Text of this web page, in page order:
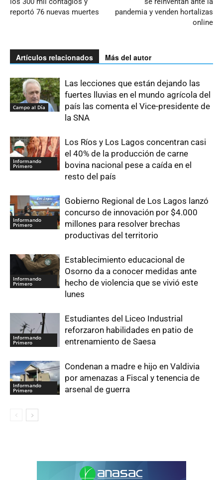
reportó 76 nuevas muertes
pandemia y venden hortalizas
online
Artículos relacionados Más del autor
Campo al Día
Las lecciones que están dejando las
fuertes lluvias en el mundo agrícola del
país las comenta el Vice-presidente de
la SNA
Informando
Primero
Los Ríos y Los Lagos concentran casi
el 40% de la producción de carne
bovina nacional pese a caída en el
resto del país
Informando
Primero
Gobierno Regional de Los Lagos lanzó
concurso de innovación por $4.000
millones para resolver brechas
productivas del territorio
Informando
Primero
Establecimiento educacional de
Osorno da a conocer medidas ante
hecho de violencia que se vivió este
lunes
Informando
Primero
Estudiantes del Liceo Industrial
reforzaron habilidades en patio de
entrenamiento de Saesa
Informando
Primero
Condenan a madre e hijo en Valdivia
por amenazas a Fiscal y tenencia de
arsenal de guerra